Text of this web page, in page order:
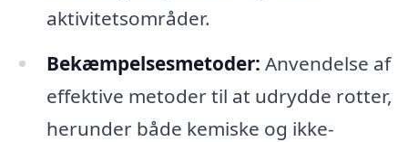
aktivitetsområder.
Bekæmpelsesmetoder: Anvendelse af
effektive metoder til at udrydde rotter,
herunder både kemiske og ikke-